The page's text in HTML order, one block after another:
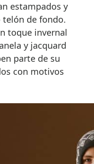
estampados y
telón de fondo.
toque invernal
y jacquard
parte de su
con motivos